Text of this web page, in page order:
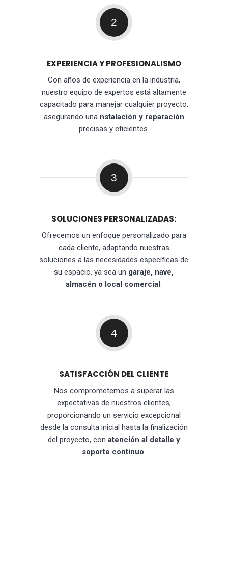
2
EXPERIENCIA Y PROFESIONALISMO
Con años de experiencia en la industria,
nuestro equipo de expertos está altamente
capacitado para manejar cualquier proyecto,
asegurando una nstalación y reparación
precisas y eficientes.
3
SOLUCIONES PERSONALIZADAS:
Ofrecemos un enfoque personalizado para
cada cliente, adaptando nuestras
soluciones a las necesidades específicas de
su espacio, ya sea un garaje, nave,
almacén o local comercial.
4
SATISFACCIÓN DEL CLIENTE
Nos comprometemos a superar las
expectativas de nuestros clientes,
proporcionando un servicio excepcional
desde la consulta inicial hasta la finalización
del proyecto, con atención al detalle y
soporte continuo.